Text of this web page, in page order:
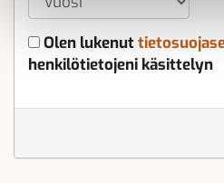
Olen lukenut
henkilötietojeni käsittelyn